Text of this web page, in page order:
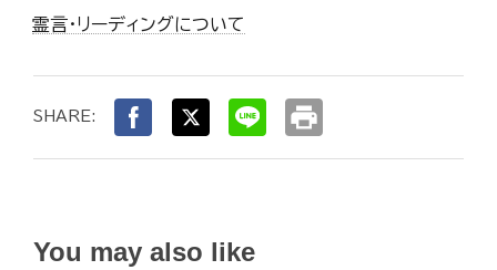
霊言・リーディングについて
SHARE: print
You may also like